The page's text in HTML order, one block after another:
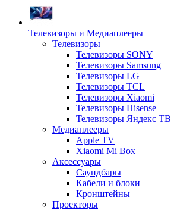
Телевизоры и Медиаплееры
Телевизоры
Телевизоры SONY
Телевизоры Samsung
Телевизоры LG
Телевизоры TCL
Телевизоры Xiaomi
Телевизоры Hisense
Телевизоры Яндекс ТВ
Медиаплееры
Apple TV
Xiaomi Mi Box
Аксессуары
Саундбары
Кабели и блоки
Кронштейны
Проекторы